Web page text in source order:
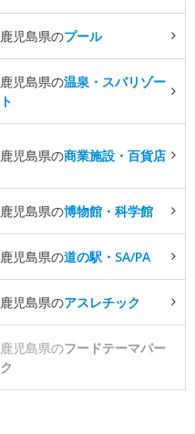
鹿児島県のプール
鹿児島県の温泉・スパリゾー
ト
鹿児島県の商業施設・百貨店
鹿児島県の博物館・科学館
鹿児島県の道の駅・SA/PA
鹿児島県のアスレチック
鹿児島県のフードテーマパー
ク